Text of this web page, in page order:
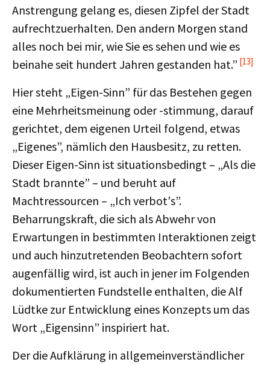
Anstrengung gelang es, diesen Zipfel der Stadt
aufrechtzuerhalten. Den andern Morgen stand
alles noch bei mir, wie Sie es sehen und wie es
beinahe seit hundert Jahren gestanden hat.” [13]
Hier steht „Eigen-Sinn” für das Bestehen gegen
eine Mehrheitsmeinung oder -stimmung, darauf
gerichtet, dem eigenen Urteil folgend, etwas
„Eigenes”, nämlich den Hausbesitz, zu retten.
Dieser Eigen-Sinn ist situationsbedingt – „Als die
Stadt brannte” – und beruht auf
Machtressourcen – „Ich verbot's”.
Beharrungskraft, die sich als Abwehr von
Erwartungen in bestimmten Interaktionen zeigt
und auch hinzutretenden Beobachtern sofort
augenfällig wird, ist auch in jener im Folgenden
dokumentierten Fundstelle enthalten, die Alf
Lüdtke zur Entwicklung eines Konzepts um das
Wort „Eigensinn” inspiriert hat.
Der die Aufklärung in allgemeinverständlicher